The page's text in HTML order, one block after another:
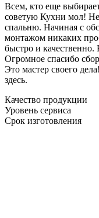
Всем, кто еще
советую Кухни мол!
спальню. Начиная с
монтажом никаких
быстро и
Огромное спасибо
Это мастер своего
здесь.
Качество продукции
Уровень сервиса
Срок изготовления